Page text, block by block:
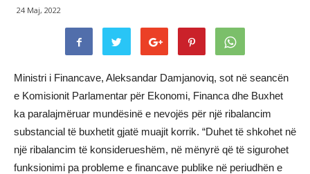
24 Maj, 2022
Ministri i Financave, Aleksandar Damjanoviq, sot në seancën
e Komisionit Parlamentar për Ekonomi, Financa dhe Buxhet
ka paralajmëruar mundësinë e nevojës për një ribalancim
substancial të buxhetit gjatë muajit korrik. “Duhet të shkohet në
një ribalancim të konsiderueshëm, në mënyrë që të sigurohet
funksionimi pa probleme e financave publike në periudhën e